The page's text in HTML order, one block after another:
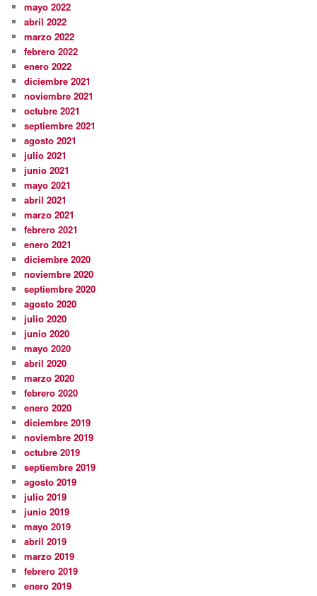
mayo 2022
abril 2022
marzo 2022
febrero 2022
enero 2022
diciembre 2021
noviembre 2021
octubre 2021
septiembre 2021
agosto 2021
julio 2021
junio 2021
mayo 2021
abril 2021
marzo 2021
febrero 2021
enero 2021
diciembre 2020
noviembre 2020
septiembre 2020
agosto 2020
julio 2020
junio 2020
mayo 2020
abril 2020
marzo 2020
febrero 2020
enero 2020
diciembre 2019
noviembre 2019
octubre 2019
septiembre 2019
agosto 2019
julio 2019
junio 2019
mayo 2019
abril 2019
marzo 2019
febrero 2019
enero 2019